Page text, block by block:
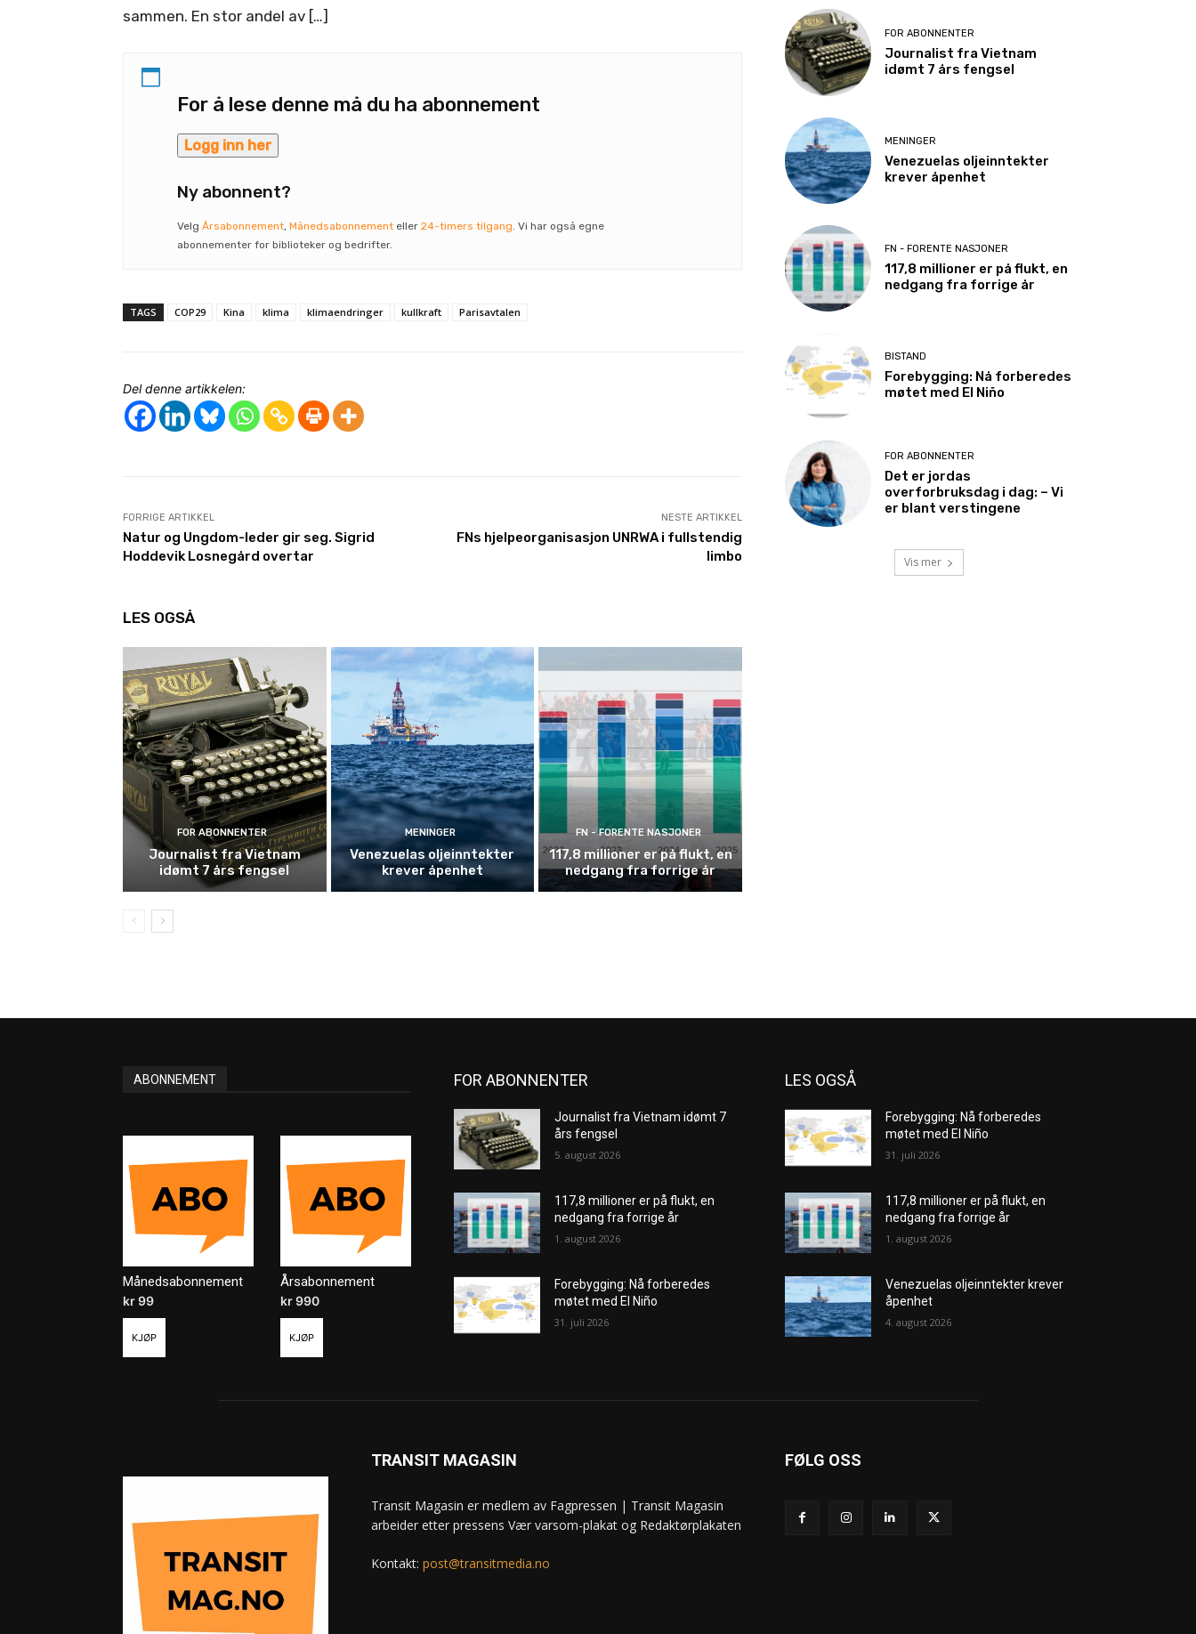
sammen. En stor andel av […]
For å lese denne må du ha abonnement
Logg inn her
Ny abonnent?
Velg Årsabonnement, Månedsabonnement eller 24-timers tilgang. Vi har også egne
abonnementer for biblioteker og bedrifter.
TAGS COP29 Kina klima klimaendringer kullkraft Parisavtalen
Del denne artikkelen:
FORRIGE ARTIKKEL
Natur og Ungdom-leder gir seg. Sigrid
Hoddevik Losnegård overtar
NESTE ARTIKKEL
FNs hjelpeorganisasjon UNRWA i fullstendig
limbo
LES OGSÅ
FOR ABONNENTER
Journalist fra Vietnam
idømt 7 års fengsel
MENINGER
Venezuelas oljeinntekter
krever åpenhet
FN - FORENTE NASJONER
117,8 millioner er på flukt, en
nedgang fra forrige år
FOR ABONNENTER
Journalist fra Vietnam
idømt 7 års fengsel
MENINGER
Venezuelas oljeinntekter
krever åpenhet
FN - FORENTE NASJONER
117,8 millioner er på flukt, en
nedgang fra forrige år
BISTAND
Forebygging: Nå forberedes
møtet med El Niño
FOR ABONNENTER
Det er jordas
overforbruksdag i dag: – Vi
er blant verstingene
Vis mer
ABONNEMENT
Månedsabonnement
kr99
KJØP
Årsabonnement
kr990
KJØP
FOR ABONNENTER
Journalist fra Vietnam idømt 7
års fengsel
5. august 2026
117,8 millioner er på flukt, en
nedgang fra forrige år
1. august 2026
Forebygging: Nå forberedes
møtet med El Niño
31. juli 2026
LES OGSÅ
Forebygging: Nå forberedes
møtet med El Niño
31. juli 2026
117,8 millioner er på flukt, en
nedgang fra forrige år
1. august 2026
Venezuelas oljeinntekter krever
åpenhet
4. august 2026
TRANSIT MAGASIN
Transit Magasin er medlem av Fagpressen | Transit Magasin
arbeider etter pressens Vær varsom-plakat og Redaktørplakaten
Kontakt: post@transitmedia.no
FØLG OSS